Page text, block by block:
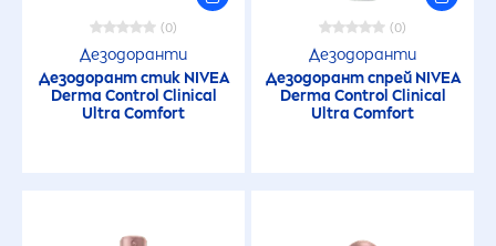
(0)
Дезодоранти
Дезодорант стик NIVEA
Derma Control Clinical
Ultra Comfort
(0)
Дезодоранти
Дезодорант спрей NIVEA
Derma Control Clinical
Ultra Comfort